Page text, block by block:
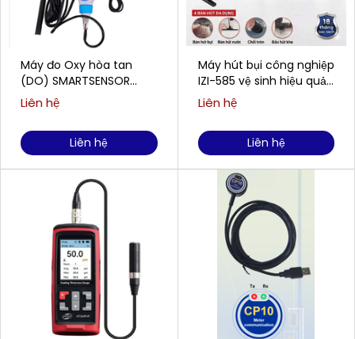
Máy đo Oxy hòa tan
(DO) SMARTSENSOR
AR8210 (0,00 ~ 20,00
Liên hệ
Liên hệ
Máy hút bụi công nghiệp
IZI-585 vệ sinh hiệu quả
cho doanh nghiệp
Liên hệ
Liên hệ